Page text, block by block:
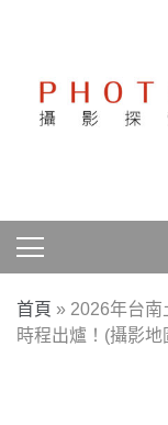
首頁 » 2026年台南
時程出爐！(攝影